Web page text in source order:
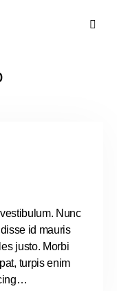
Nunc
id mauris
justo. Morbi
turpis enim